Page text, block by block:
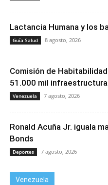
Lactancia Humana y los
Guía Salud 8 agosto, 2026
Comisión de
51.000 mil
Venezuela 7 agosto, 2026
Ronald Acuña Jr. iguala
Bonds
Deportes 7 agosto, 2026
Venezuela